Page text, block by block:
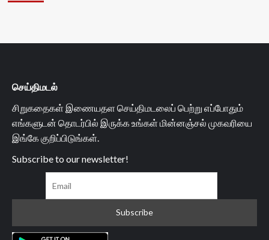
செய்திமடல்
சிறுகதைகள் இணையதள செய்திமடலைப் பெற்று எப்போதும்
எங்களுடன் தொடர்பில் இருக்க உங்கள் மின்னஞ்சல் முகவரியை
இங்கே குறிப்பிடுங்கள்.
Subscribe to our newsletter!